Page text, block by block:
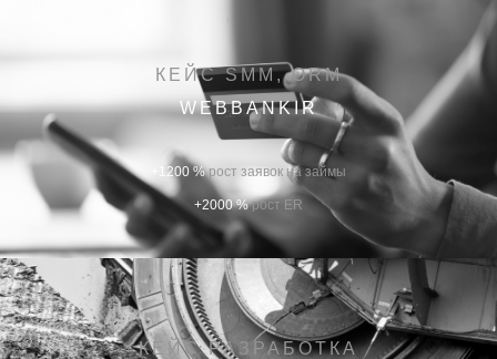
КЕЙС SMM, ORM
WEBBANKIR
+1200 %рост заявок на займы
+2000 %рост ER
КЕЙС РАЗРАБОТКА